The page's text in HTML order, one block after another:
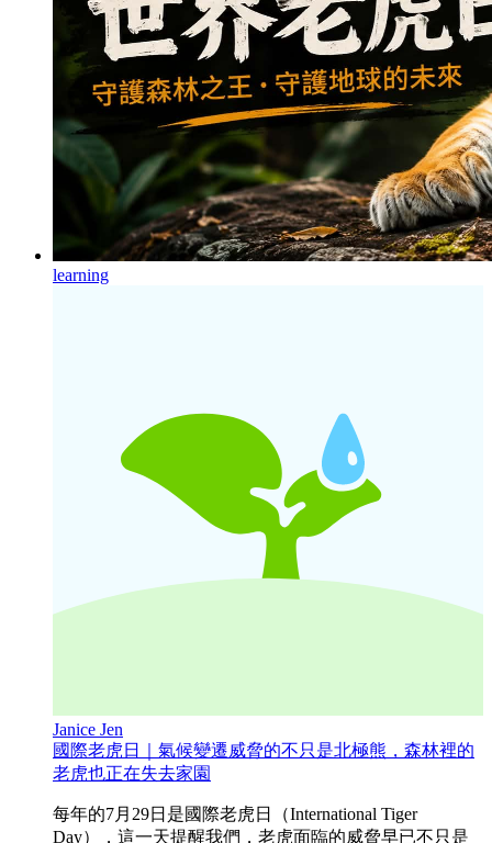
learning
Janice Jen
國際老虎日｜氣候變遷威脅的不只是北極熊，森林裡的
老虎也正在失去家園
每年的7月29日是國際老虎日（International Tiger
Day），這一天提醒我們，老虎面臨的威脅早已不只是